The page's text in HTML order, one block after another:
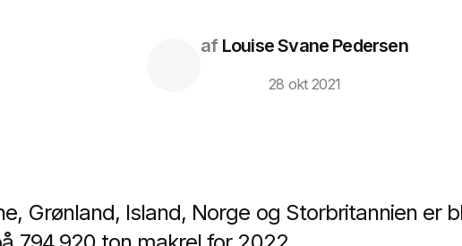
afLouise Svane Pedersen
28 okt 2021
Grønland, Island, Norge og Storbritannien er